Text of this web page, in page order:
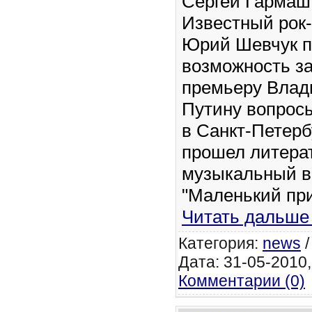
Известный
Юрий Шевчук
возможность
премьеру
Путину
в Санкт-
прошел
музыкальный
"Маленький
Читать
Категория: news
Дата: 31-05-
Комментарии (0)